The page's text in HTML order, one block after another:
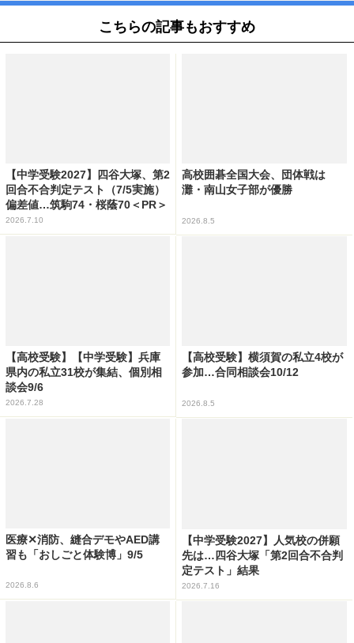
こちらの記事もおすすめ
【中学受験2027】四谷大塚、第2
回合不合判定テスト（7/5実施）
偏差値…筑駒74・桜蔭70＜PR＞
2026.7.10
高校囲碁全国大会、団体戦は
灘・南山女子部が優勝
2026.8.5
【高校受験】【中学受験】兵庫
県内の私立31校が集結、個別相
談会9/6
2026.7.28
【高校受験】横須賀の私立4校が
参加…合同相談会10/12
2026.8.5
医療✕消防、縫合デモやAED講
習も「おしごと体験博」9/5
2026.8.6
【中学受験2027】人気校の併願
先は…四谷大塚「第2回合不合判
定テスト」結果
2026.7.16